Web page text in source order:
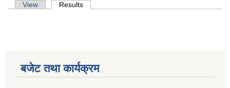
Primary tabs
View Results
बजेट तथा कार्यक्रम